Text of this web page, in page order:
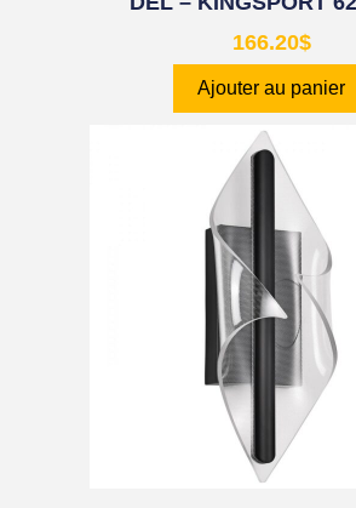
166.20$
Ajouter au panier